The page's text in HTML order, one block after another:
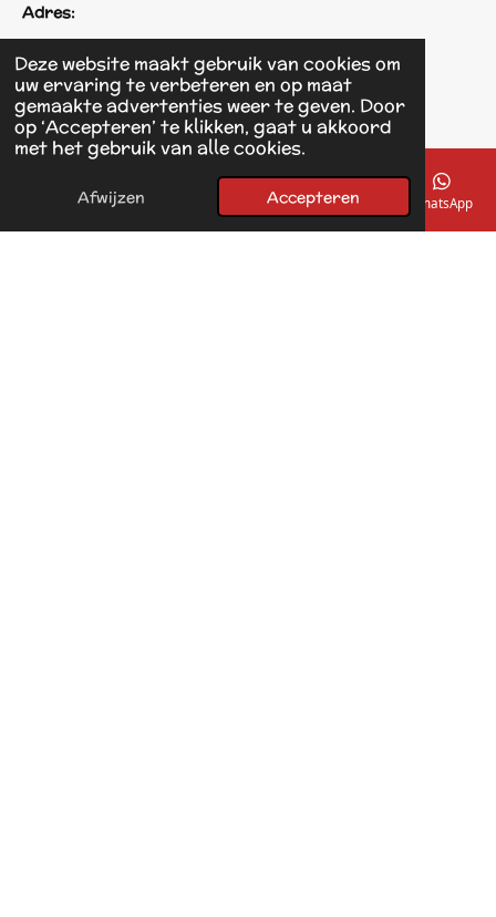
Deze website maakt gebruik van cookies om
uw ervaring te verbeteren en op maat
gemaakte advertenties weer te geven. Door
op ‘Accepteren’ te klikken, gaat u akkoord
met het gebruik van alle cookies.
Afwijzen Accepteren
Adres:
Einsteinstraat 125
1433 KH Kudelstaart
F
a
o
© 2017 - 2026 Linda's Dierplaza
E-mailadres Telefoonnummer Kaart Facebook WhatsApp